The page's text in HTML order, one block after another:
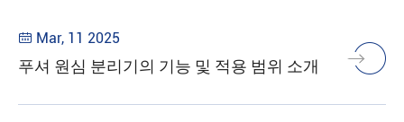
 Mar, 11 2025
푸셔 원심 분리기의 기능 및 적용 범위 소개